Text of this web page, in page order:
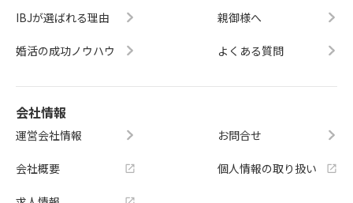
IBJが選ばれる理由
婚活の成功ノウハウ
親御様へ
よくある質問
会社情報
運営会社情報
会社概要
お問合せ
個人情報の取り扱い